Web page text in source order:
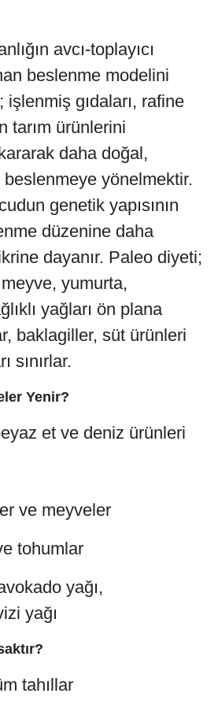
avcı-toplayıcı
beslenme modelini
işlenmiş gıdaları, rafine
tarım ürünlerini
daha doğal,
beslenmeye yönelmektir.
genetik yapısının
düzenine daha
dayanır. Paleo diyeti;
yumurta,
yağları ön plana
baklagiller, süt ürünleri
sınırlar.
Yenir?
et ve deniz ürünleri
ve meyveler
tohumlar
yağı,
yağı
tahıllar